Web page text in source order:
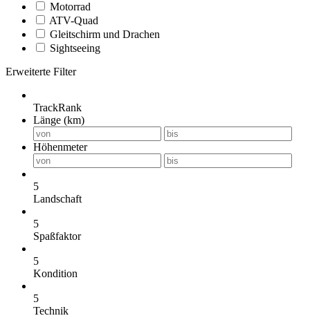
Motorrad
ATV-Quad
Gleitschirm und Drachen
Sightseeing
Erweiterte Filter
TrackRank
Länge (km)
Höhenmeter
5
Landschaft
5
Spaßfaktor
5
Kondition
5
Technik